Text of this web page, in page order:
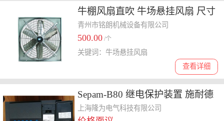
牛棚风扇直吹 牛场悬挂风扇 尺寸
定制
青州市铭朗机械设备有限公司
500.00 /个
查看详细
关键词：牛场悬挂风扇
Sepam-B80 继电保护装置 施耐德
电网保护厂家
上海隆为电气科技有限公司